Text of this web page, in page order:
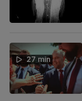
27 min